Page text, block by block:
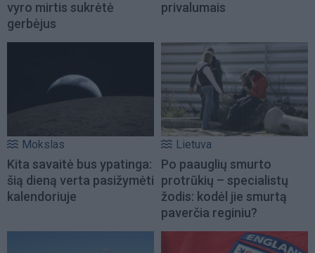
vyro mirtis sukrėtė
gerbėjus
privalumais
Mokslas
Kita savaitė bus ypatinga:
šią dieną verta pasižymėti
kalendoriuje
Lietuva
Po paauglių smurto
protrūkių – specialistų
žodis: kodėl jie smurtą
paverčia reginiu?